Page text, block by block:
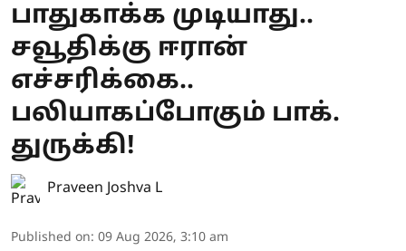
பாதுகாக்க முடியாது..
சவூதிக்கு ஈரான்
எச்சரிக்கை..
பலியாகப்போகும் பாக்.
துருக்கி!
Praveen Joshva L
Published on: 09 Aug 2026, 3:10 am